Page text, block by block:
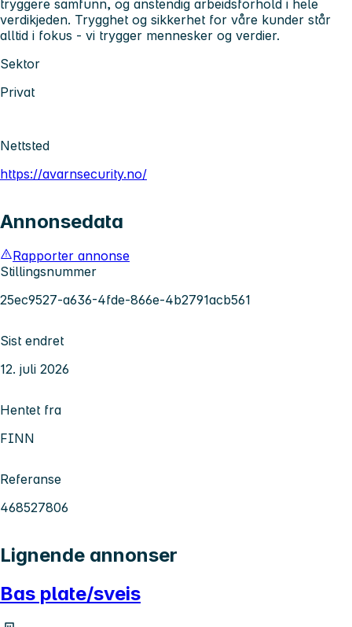
tryggere samfunn, og anstendig arbeidsforhold i hele
verdikjeden. Trygghet og sikkerhet for våre kunder står
alltid i fokus - vi trygger mennesker og verdier.
Sektor
Privat
Nettsted
https://avarnsecurity.no/
Annonsedata
Rapporter annonse
Stillingsnummer
25ec9527-a636-4fde-866e-4b2791acb561
Sist endret
12. juli 2026
Hentet fra
FINN
Referanse
468527806
Lignende annonser
Bas plate/sveis